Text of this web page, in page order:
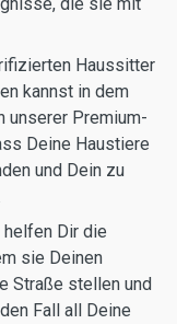
Haussitter
kannst in dem
unserer Premium-
Deine Haustiere
und Dein zu
helfen Dir die
sie Deinen
Straße stellen und
Fall all Deine